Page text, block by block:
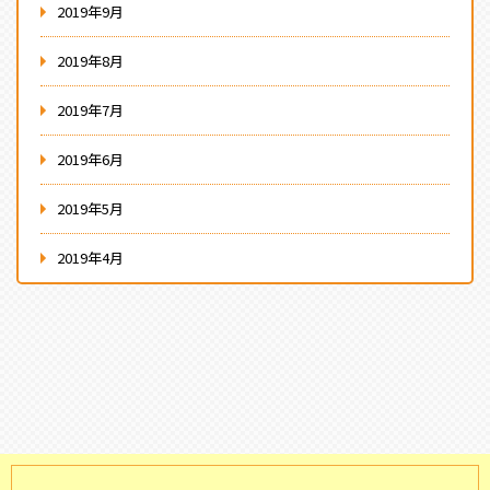
2019年9月
2019年8月
2019年7月
2019年6月
2019年5月
2019年4月